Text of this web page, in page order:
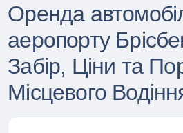
Оренда
аеропорту
Забір, Ціни та
Місцевого